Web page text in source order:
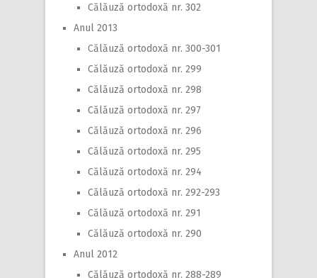
Călăuză ortodoxă nr. 302
Anul 2013
Călăuză ortodoxă nr. 300-301
Călăuză ortodoxă nr. 299
Călăuză ortodoxă nr. 298
Călăuză ortodoxă nr. 297
Călăuză ortodoxă nr. 296
Călăuză ortodoxă nr. 295
Călăuză ortodoxă nr. 294
Călăuză ortodoxă nr. 292-293
Călăuză ortodoxă nr. 291
Călăuză ortodoxă nr. 290
Anul 2012
Călăuză ortodoxă nr. 288-289